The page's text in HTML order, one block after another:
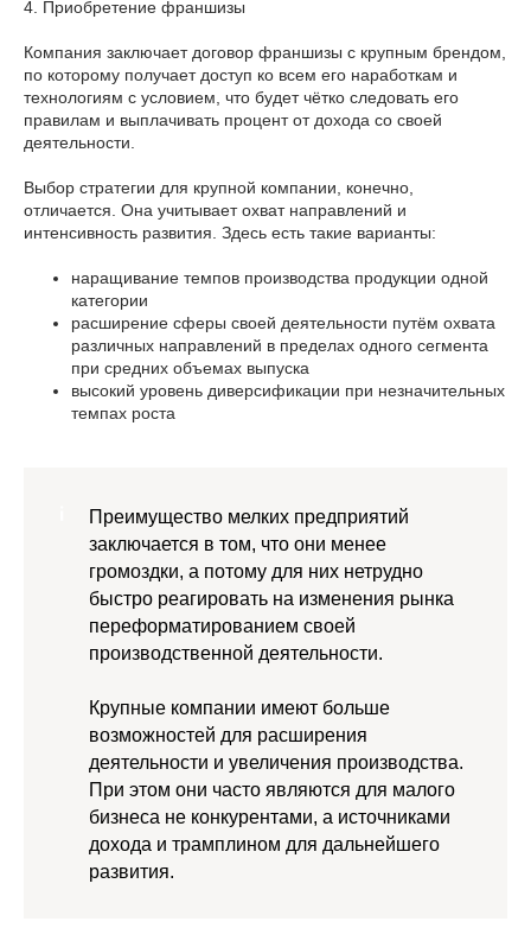
4. Приобретение франшизы
Компания заключает договор франшизы с крупным брендом,
по которому получает доступ ко всем его наработкам и
технологиям с условием, что будет чётко следовать его
правилам и выплачивать процент от дохода со своей
деятельности.
Выбор стратегии для крупной компании, конечно,
отличается. Она учитывает охват направлений и
интенсивность развития. Здесь есть такие варианты:
наращивание темпов производства продукции одной
категории
расширение сферы своей деятельности путём охвата
различных направлений в пределах одного сегмента
при средних объемах выпуска
высокий уровень диверсификации при незначительных
темпах роста
Преимущество мелких предприятий
заключается в том, что они менее
громоздки, а потому для них нетрудно
быстро реагировать на изменения рынка
переформатированием своей
производственной деятельности.
Крупные компании имеют больше
возможностей для расширения
деятельности и увеличения производства.
При этом они часто являются для малого
бизнеса не конкурентами, а источниками
дохода и трамплином для дальнейшего
развития.